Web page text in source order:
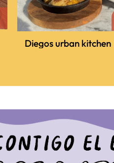
Diegos urban kitchen